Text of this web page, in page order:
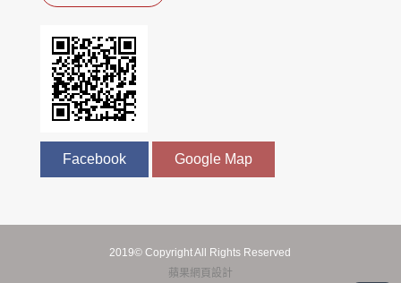
Facebook Google Map
2019© Copyright All Rights Reserved
蘋果網頁設計